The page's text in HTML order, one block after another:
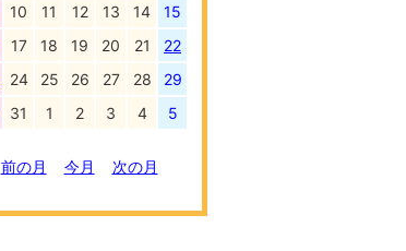
10 11 12 13 14
15
17 18 19 20 21
22
24 25 26 27 28
29
31 1 2 3 4 5
前の月 今月 次の月